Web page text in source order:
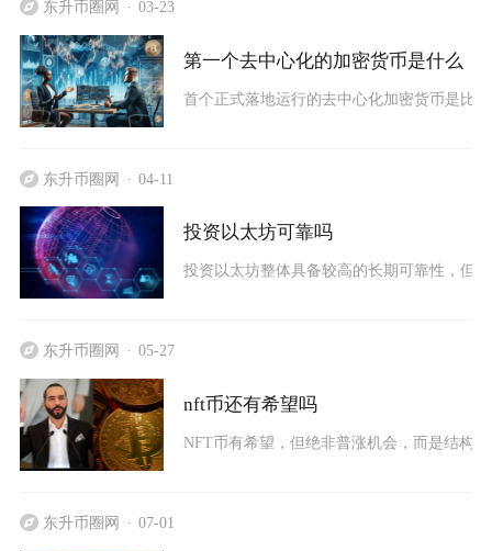
东升币圈网 03-23
第一个去中心化的加密货币是什么
首个正式落地运行的去中心化加密货币是比
东升币圈网 04-11
投资以太坊可靠吗
投资以太坊整体具备较高的长期可靠性，但
东升币圈网 05-27
nft币还有希望吗
NFT币有希望，但绝非普涨机会，而是结构
东升币圈网 07-01